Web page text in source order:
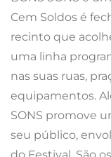
Cem Soldos é
recinto que
uma linha
nas suas ruas,
equipamentos.
SONS promove
seu público,
do Festival. São